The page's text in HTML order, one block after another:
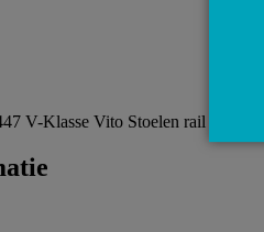
V-Klasse Vito Stoelen rail